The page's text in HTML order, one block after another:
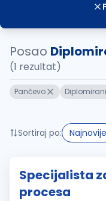
Posao
(1 rezultat)
Pančevo
Sortiraj po: Najnovije
Specijalista
procesa